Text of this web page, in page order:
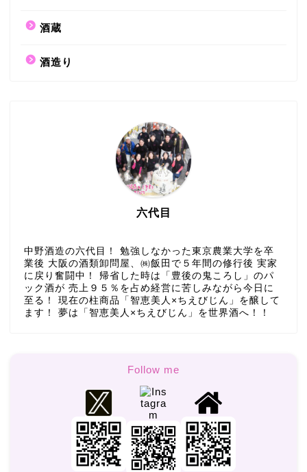
酒蔵
酒造り
六代目
中野酒造の六代目！ 勉強しなかった東京農業大学を卒
業後 大阪の酒類卸問屋、㈱飯田で５年間の修行後 実家
に戻り奮闘中！ 帰省した時は「豊後の鬼ころし」のパ
ック酒が 売上９５％を占め経営に苦しみながら今日に
至る！ 現在の柱商品「智恵美人×ちえびじん」を醸して
ます！ 夢は「智恵美人×ちえびじん」を世界酒へ！！
Follow me